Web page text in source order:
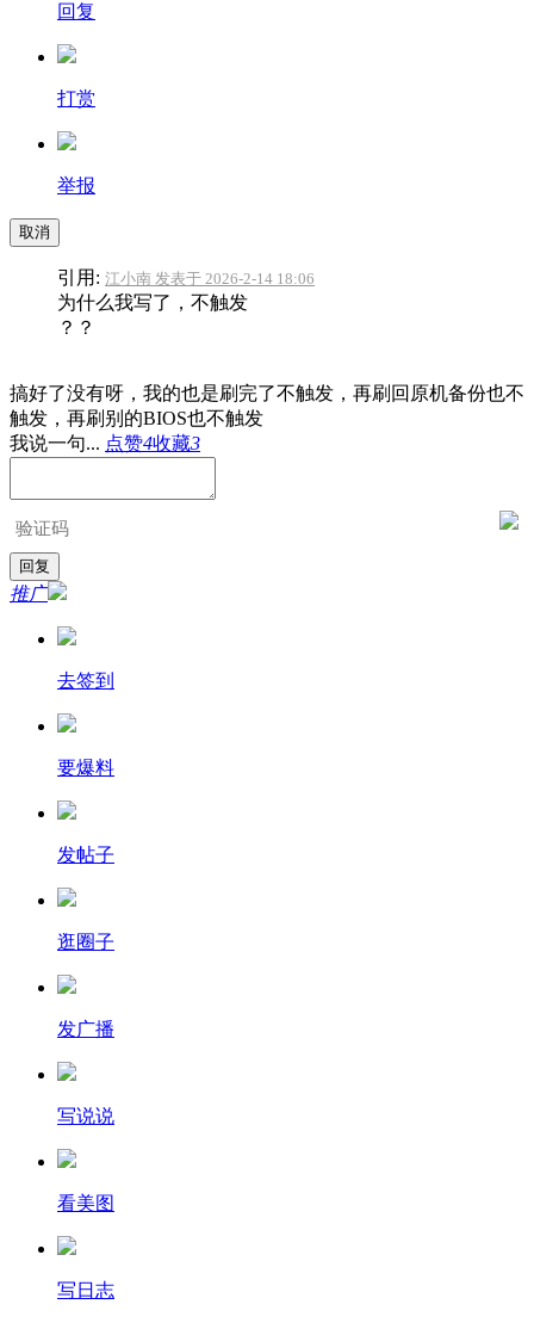
回复
打赏
举报
取消
引用: 江小南 发表于 2026-2-14 18:06
为什么我写了，不触发
？？
搞好了没有呀，我的也是刷完了不触发，再刷回原机备份也不
触发，再刷别的BIOS也不触发
我说一句... 点赞4收藏3
推广
去签到
要爆料
发帖子
逛圈子
发广播
写说说
看美图
写日志